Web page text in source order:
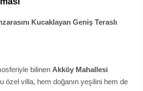
Kucaklayan Geniş Teraslı
bilinen Akköy Mahallesi
özel villa, hem doğanın yeşilini hem de